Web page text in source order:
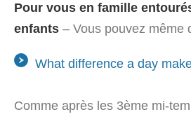
Pour vous en famille
enfants – Vous pouvez
What difference a day
Comme après les 3ème mi-